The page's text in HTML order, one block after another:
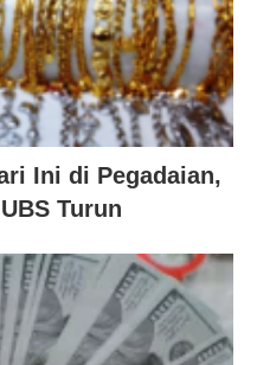
Ini di Pegadaian,
Turun